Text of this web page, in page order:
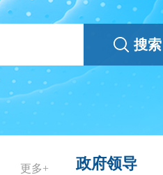
搜索
更多+ 政府领导